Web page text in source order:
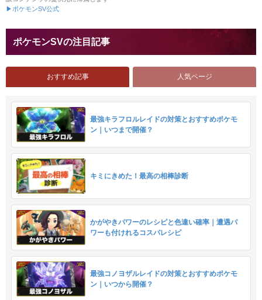
▶ポケモンSV公式
ポケモンSVの注目記事
おすすめ記事 人気ページ
最強キラフロルレイドの対策とおすすめポケモ
ン｜いつまで開催？
キミにきめた！最高の相棒診断
かがやきパワーのレシピと色違い確率｜遭遇パ
ワーも付けれるコスパレシピ
最強コノヨザルレイドの対策とおすすめポケモ
ン｜いつから開催？